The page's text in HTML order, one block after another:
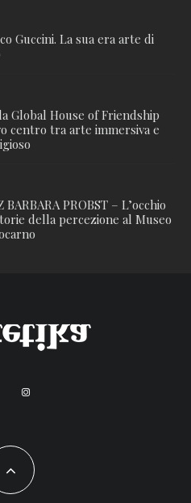
Guccini. La sua era arte di
Global House of Friendship
centro tra arte immersiva e
BARBARA PROBST – L’occhio
della percezione al Museo